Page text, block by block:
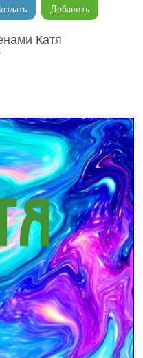
Добавить
Катя